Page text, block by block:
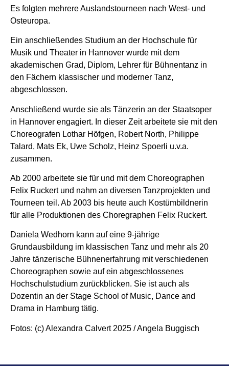
Es folgten mehrere Auslandstourneen nach West- und
Osteuropa.
Ein anschließendes Studium an der Hochschule für
Musik und Theater in Hannover wurde mit dem
akademischen Grad, Diplom, Lehrer für Bühnentanz in
den Fächern klassischer und moderner Tanz,
abgeschlossen.
Anschließend wurde sie als Tänzerin an der Staatsoper
in Hannover engagiert. In dieser Zeit arbeitete sie mit den
Choreografen Lothar Höfgen, Robert North, Philippe
Talard, Mats Ek, Uwe Scholz, Heinz Spoerli u.v.a.
zusammen.
Ab 2000 arbeitete sie für und mit dem Choreographen
Felix Ruckert und nahm an diversen Tanzprojekten und
Tourneen teil. Ab 2003 bis heute auch Kostümbildnerin
für alle Produktionen des Choregraphen Felix Ruckert.
Daniela Wedhorn kann auf eine 9-jährige
Grundausbildung im klassischen Tanz und mehr als 20
Jahre tänzerische Bühnenerfahrung mit verschiedenen
Choreographen sowie auf ein abgeschlossenes
Hochschulstudium zurückblicken. Sie ist auch als
Dozentin an der Stage School of Music, Dance and
Drama in Hamburg tätig.
Fotos: (c) Alexandra Calvert 2025 / Angela Buggisch